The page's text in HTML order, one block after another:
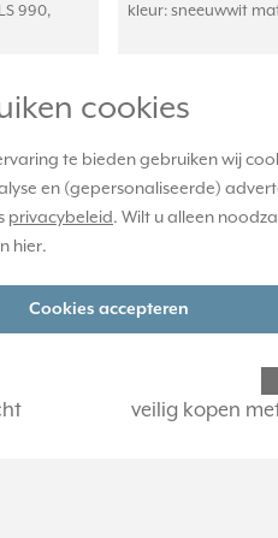
cookies
te bieden gebruiken wij
en (gepersonaliseerde)
privacybeleid. Wilt u alleen
hier.
Cookies accepteren
990,
kleur: sneeuwwit
1-2 weken
0 stuk(s)
70,95
veilig kopen